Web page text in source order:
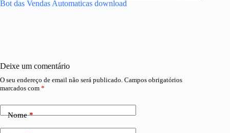
Bot das Vendas Automaticas download
Deixe um comentário
O seu endereço de email não será publicado. Campos obrigatórios
marcados com *
Nome*